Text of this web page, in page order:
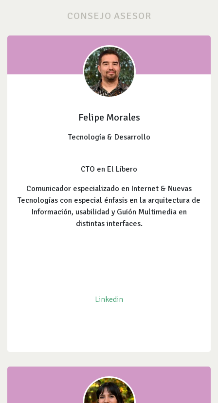
CONSEJO ASESOR
Felipe Morales
Tecnología & Desarrollo
CTO en El Líbero
Comunicador especializado en Internet & Nuevas
Tecnologías con especial énfasis en la arquitectura de
Información, usabilidad y Guión Multimedia en
distintas interfaces.
Linkedin